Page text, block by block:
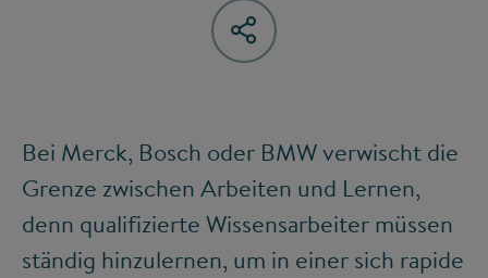
Bei Merck, Bosch oder BMW verwischt die
Grenze zwischen Arbeiten und Lernen,
denn qualifizierte Wissensarbeiter müssen
ständig hinzulernen, um in einer sich rapide